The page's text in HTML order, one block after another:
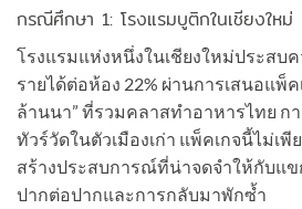
กรณีศึกษา 1: โรงแรมบูติกในเชียงใหม่
โรงแรมแห่งหนึ่งในเชียงใหม่ประสบค
รายได้ต่อห้อง 22% ผ่านการเสนอแพ็
ล้านนา” ที่รวมคลาสทำอาหารไทย ก
ทัวร์วัดในตัวเมืองเก่า แพ็คเกจนี้ไม่เพี
สร้างประสบการณ์ที่น่าจดจำให้กับแ
ปากต่อปากและการกลับมาพักซ้ำ